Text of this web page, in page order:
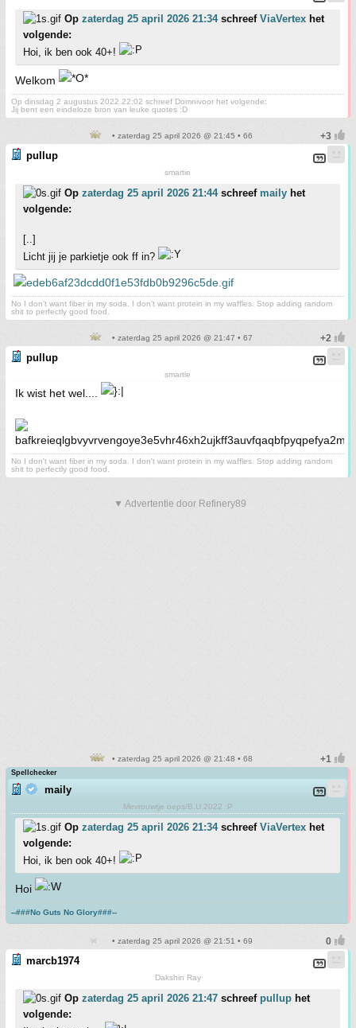
Op zaterdag 25 april 2026 21:34schreef ViaVertex het
volgende:
Hoi, ik ben ook 40+!
Welkom
Op dinsdag 2 augustus 2022 22:02 schreef Domnivoor het volgende:
Jij bent een eindeloze bron van leuke quotes :D
• zaterdag 25 april 2026 @ 21:45 • 66
pullup
smartie
Op zaterdag 25 april 2026 21:44schreef maily het
volgende:
[..]
Licht jij je parkietje ook ff in?
No I don't want fiber in my soda. I don't want protein in my waffles. Stop adding random
shit to perfectly good food.
• zaterdag 25 april 2026 @ 21:47 • 67
pullup
smartie
Ik wist het wel....
No I don't want fiber in my soda. I don't want protein in my waffles. Stop adding random
shit to perfectly good food.
▼ Advertentie door Refinery89
• zaterdag 25 april 2026 @ 21:48 • 68
Spellchecker
maily
Mevrouwtje oeps/B.U.2022 :P
Op zaterdag 25 april 2026 21:34schreef ViaVertex het
volgende:
Hoi, ik ben ook 40+!
Hoi
--###No Guts No Glory###--
• zaterdag 25 april 2026 @ 21:51 • 69
marcb1974
Dakshin Ray
Op zaterdag 25 april 2026 21:47 schreef pullup het
volgende: